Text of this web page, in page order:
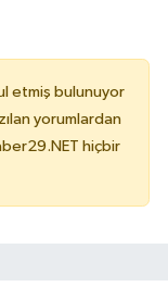
etmiş bulunuyor
yorumlardan
hiçbir